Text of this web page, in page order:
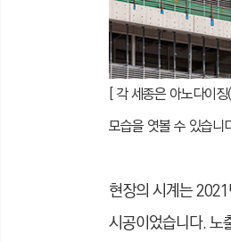
[ 각 세종은 아노다이
모습을 엿볼 수 있습
현장의 시계는
시공이었습니다. 노